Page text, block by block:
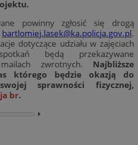
powinny zgłosić się drogą
bartlomiej.lasek@ka.policja.gov.pl.
dotyczące udziału w zajęciach
będą przekazywane
zwrotnych. Najbliższe
którego będzie okazją do
sprawności fizycznej,
br.
⏵︎